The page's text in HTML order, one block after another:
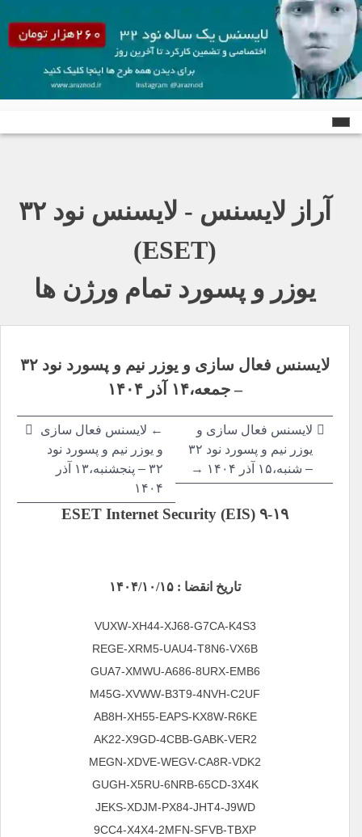
آراز لایسنس - لایسنس نود ٣٢
(ESET)
یوزر و پسورد تمام ورژن ها
لایسنس فعال سازی و یوزر نیم و پسورد نود ۳۲
–جمعه،۱۴ آذر ۱۴۰۴
راهبری
← لایسنس فعال سازی
و یوزر نیم و پسورد نود
۳۲ –
پنجشنبه،۱۳ آذر
۱۴۰۴
لایسنس فعال سازی و
یوزر نیم و پسورد نود ۳۲
– شنبه،۱۵ آذر ۱۴۰۴ →
ESET Internet Security (EIS) ۹-۱۹
تاریخ انقضا : ۱۴۰۴/۱۰/۱۵
VUXW-XH44-XJ68-G7CA-K4S3
REGE-XRM5-UAU4-T8N6-VX6B
GUA7-XMWU-A686-8URX-EMB6
M45G-XVWW-B3T9-4NVH-C2UF
AB8H-XH55-EAPS-KX8W-R6KE
AK22-X9GD-4CBB-GABK-VER2
MEGN-XDVE-WEGV-CA8R-VDK2
GUGH-X5RU-6NRB-65CD-3X4K
JEKS-XDJM-PX84-JHT4-J9WD
9CC4-X4X4-2MFN-SFVB-TBXP